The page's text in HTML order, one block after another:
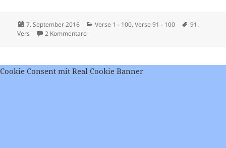
Veröffentlicht
am
7. September 2016 Kategorien
Verse 1 - 100,Verse 91 - 100
91.
Vers
2 Kommentare
Cookie Consent mit Real Cookie Banner